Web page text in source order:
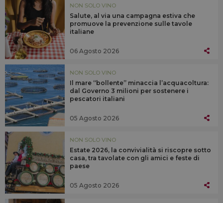
NON SOLO VINO
Salute, al via una campagna estiva che
promuove la prevenzione sulle tavole
italiane
06 Agosto 2026
NON SOLO VINO
Il mare “bollente” minaccia l’acquacoltura:
dal Governo 3 milioni per sostenere i
pescatori italiani
05 Agosto 2026
NON SOLO VINO
Estate 2026, la convivialità si riscopre sotto
casa, tra tavolate con gli amici e feste di
paese
05 Agosto 2026